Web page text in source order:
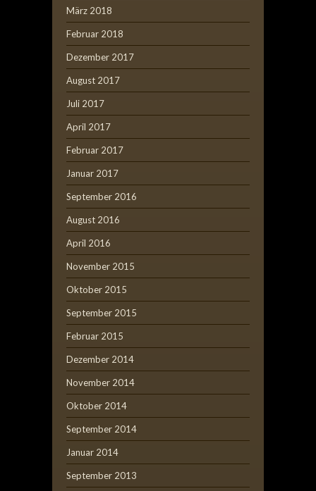
März 2018
Februar 2018
Dezember 2017
August 2017
Juli 2017
April 2017
Februar 2017
Januar 2017
September 2016
August 2016
April 2016
November 2015
Oktober 2015
September 2015
Februar 2015
Dezember 2014
November 2014
Oktober 2014
September 2014
Januar 2014
September 2013